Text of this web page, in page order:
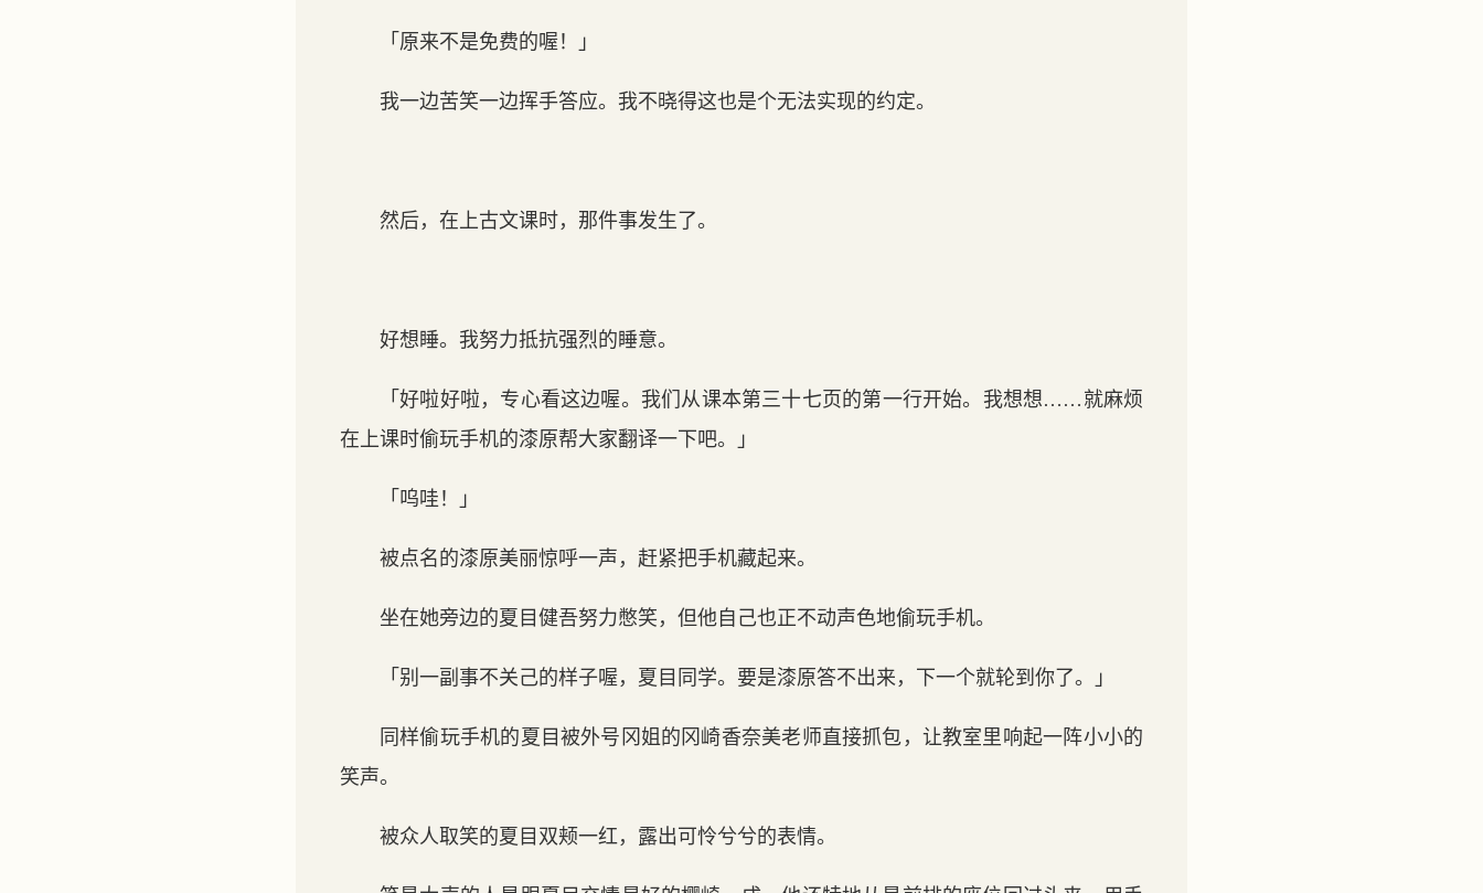
「原来不是免费的喔！」
我一边苦笑一边挥手答应。我不晓得这也是个无法实现的约定。
然后，在上古文课时，那件事发生了。
好想睡。我努力抵抗强烈的睡意。
「好啦好啦，专心看这边喔。我们从课本第三十七页的第一行开始。我想想……就麻烦
在上课时偷玩手机的漆原帮大家翻译一下吧。」
「呜哇！」
被点名的漆原美丽惊呼一声，赶紧把手机藏起来。
坐在她旁边的夏目健吾努力憋笑，但他自己也正不动声色地偷玩手机。
「别一副事不关己的样子喔，夏目同学。要是漆原答不出来，下一个就轮到你了。」
同样偷玩手机的夏目被外号冈姐的冈崎香奈美老师直接抓包，让教室里响起一阵小小的
笑声。
被众人取笑的夏目双颊一红，露出可怜兮兮的表情。